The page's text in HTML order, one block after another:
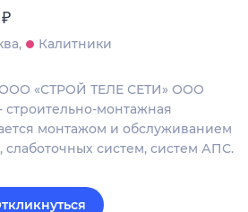
₽
Калитники
ООО «СТРОЙ ТЕЛЕ СЕТИ» ООО
монтажная
монтажом и обслуживанием
систем, систем АПС.